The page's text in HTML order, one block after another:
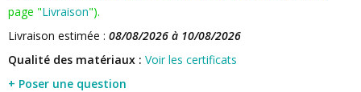
page "Livraison").
Livraison estimée : 08/08/2026 à 10/08/2026
Qualité des matériaux : Voir les certificats
+ Poser une question